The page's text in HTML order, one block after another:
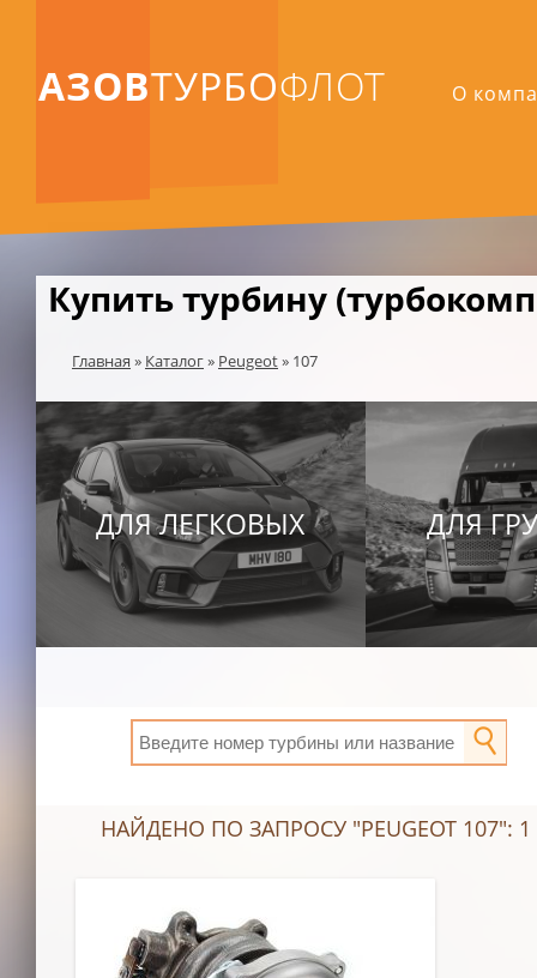
АЗОВТУРБОФЛОТ О
Купить турбину
Главная » Каталог» Peugeot» 107
ДЛЯ ЛЕГКОВЫХ ДЛЯ
НАЙДЕНО ПО ЗАПРОСУ "PEUGEOT 107": 1